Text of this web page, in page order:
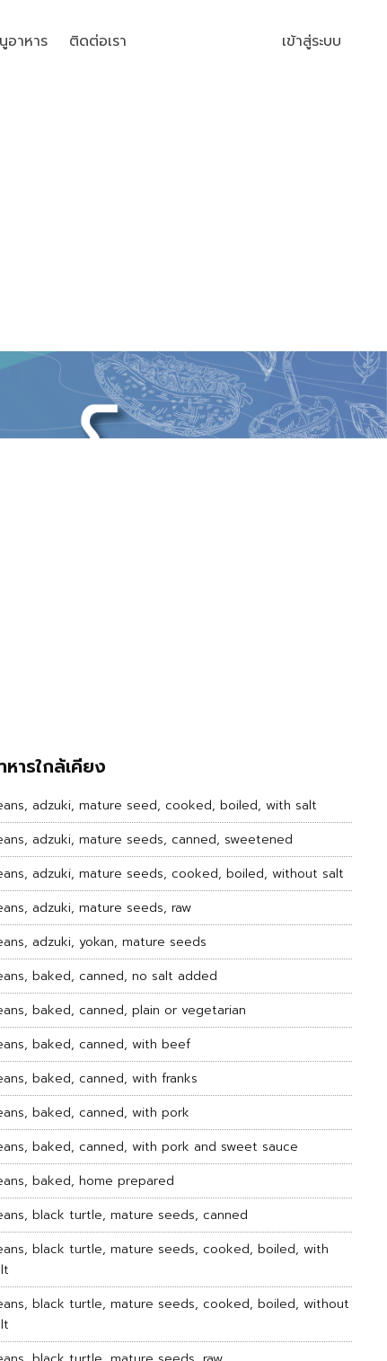
อาหาร ติดต่อเรา เข้าสู่ระบบ
หารใกล้เคียง
adzuki, mature seed, cooked, boiled, with salt
adzuki, mature seeds, canned, sweetened
adzuki, mature seeds, cooked, boiled, without salt
adzuki, mature seeds, raw
adzuki, yokan, mature seeds
baked, canned, no salt added
baked, canned, plain or vegetarian
baked, canned, with beef
baked, canned, with franks
baked, canned, with pork
baked, canned, with pork and sweet sauce
baked, home prepared
black turtle, mature seeds, canned
black turtle, mature seeds, cooked, boiled, with
black turtle, mature seeds, cooked, boiled, without